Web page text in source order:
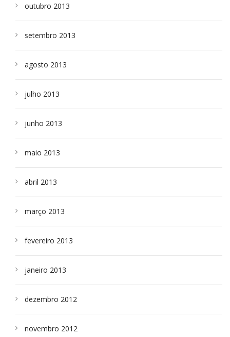
outubro 2013
setembro 2013
agosto 2013
julho 2013
junho 2013
maio 2013
abril 2013
março 2013
fevereiro 2013
janeiro 2013
dezembro 2012
novembro 2012